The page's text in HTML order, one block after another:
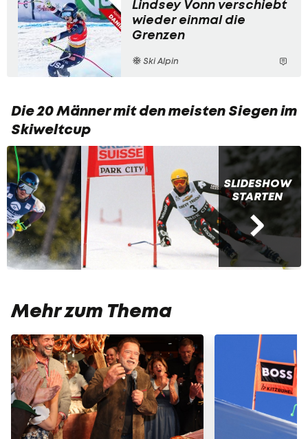
Lindsey Vonn verschiebt
wieder einmal die
Grenzen
Ski Alpin
Die 20 Männer mit den meisten Siegen im
Skiweltcup
SLIDESHOW
STARTEN
Mehr zum Thema